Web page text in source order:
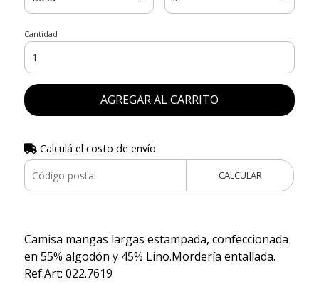
Cantidad
AGREGAR AL CARRITO
Calculá el costo de envío
CALCULAR
Camisa mangas largas estampada, confeccionada
en 55% algodón y 45% Lino.Mordería entallada.
Ref.Art: 022.7619